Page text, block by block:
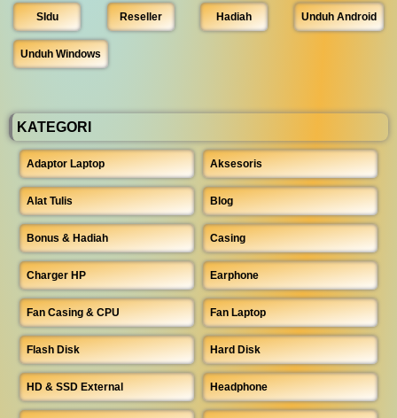
SIdu Reseller Hadiah Unduh Android
Unduh Windows
KATEGORI
Adaptor Laptop Aksesoris
Alat Tulis Blog
Bonus & Hadiah Casing
Charger HP Earphone
Fan Casing & CPU Fan Laptop
Flash Disk Hard Disk
HD & SSD External Headphone